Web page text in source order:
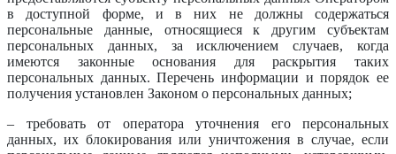
в доступной форме, и в них не должны содержаться
персональные данные, относящиеся к другим субъектам
персональных данных, за исключением случаев, когда
имеются законные основания для раскрытия таких
персональных данных. Перечень информации и порядок ее
получения установлен Законом о персональных данных;
– требовать от оператора уточнения его персональных
данных, их блокирования или уничтожения в случае, если